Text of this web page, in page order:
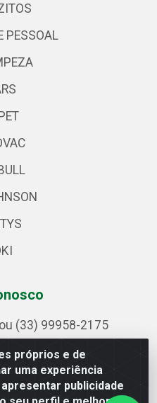
próprios e de
uma experiência
publicidade
PESSOAL
PET
(33) 99958-2175
publicações